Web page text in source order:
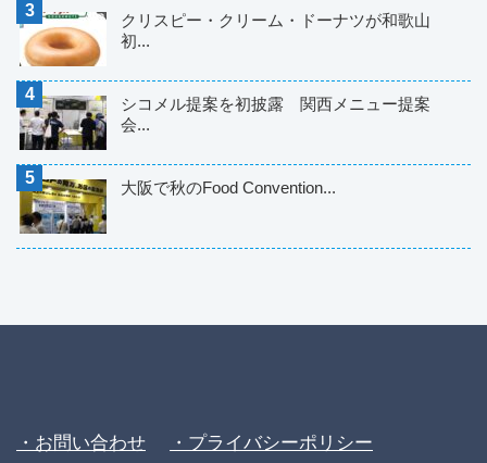
クリスピー・クリーム・ドーナツが和歌山
初...
シコメル提案を初披露 関西メニュー提案
会...
大阪で秋のFood Convention...
・お問い合わせ ・プライバシーポリシー